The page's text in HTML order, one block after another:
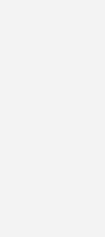
an die Politik,
Windenergie wieder
als „die wahren
im
Windkraft stärker